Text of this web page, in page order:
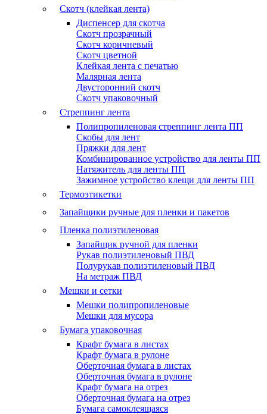
Скотч (клейкая лента)
Диспенсер для скотча
Скотч прозрачный
Скотч коричневый
Скотч цветной
Клейкая лента с печатью
Малярная лента
Двусторонний скотч
Скотч упаковочный
Стреппинг лента
Полипропиленовая стреппинг лента ПП
Скобы для лент
Пряжки для лент
Комбинированное устройство для ленты ПП
Натяжитель для ленты ПП
Зажимное устройство клещи для ленты ПП
Термоэтикетки
Запайщики ручные для пленки и пакетов
Пленка полиэтиленовая
Запайщик ручной для пленки
Рукав полиэтиленовый ПВД
Полурукав полиэтиленовый ПВД
На метраж ПВД
Мешки и сетки
Мешки полипропиленовые
Мешки для мусора
Бумага упаковочная
Крафт бумага в листах
Крафт бумага в рулоне
Оберточная бумага в листах
Оберточная бумага в рулоне
Крафт бумага на отрез
Оберточная бумага на отрез
Бумага самоклеящаяся